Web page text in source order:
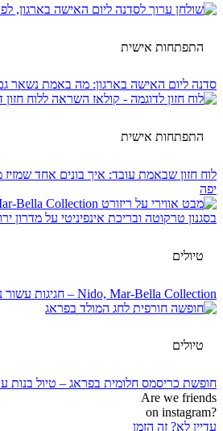
התפתחות אישית
סדנה ליום האישה בארגון: מה באמת נשאר
התפתחות אישית
לוח חזון שבאמת עובד: איך בונים אחד
יפה
טיולים
Nido, Mar-Bella Collection – חגיגות עשור נישואים בקורפו
טיולים
חופשת כריסמס חלומית בפראג – טיול בנות
Are we friends
?on instagram
עדיין לא? זה הזמן